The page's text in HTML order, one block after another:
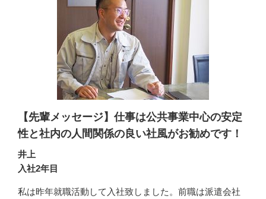
【先輩メッセージ】仕事は公共事業中心の安定
性と社内の人間関係の良い社風がお勧めです！
井上
入社2年目
私は昨年就職活動して入社致しました。前職は派遣会社